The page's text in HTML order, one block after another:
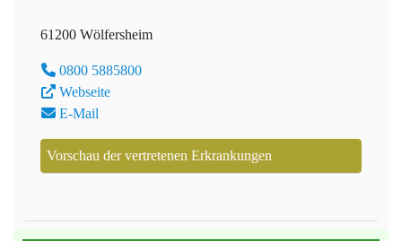
61200 Wölfersheim
0800 5885800
Webseite
E-Mail
Vorschau der vertretenen Erkrankungen